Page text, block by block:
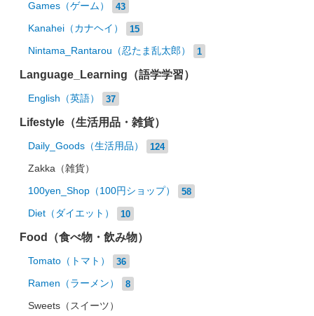
Games（ゲーム） 43
Kanahei（カナヘイ） 15
Nintama_Rantarou（忍たま乱太郎） 1
Language_Learning（語学学習）
English（英語） 37
Lifestyle（生活用品・雑貨）
Daily_Goods（生活用品） 124
Zakka（雑貨）
100yen_Shop（100円ショップ） 58
Diet（ダイエット） 10
Food（食べ物・飲み物）
Tomato（トマト） 36
Ramen（ラーメン） 8
Sweets（スイーツ）